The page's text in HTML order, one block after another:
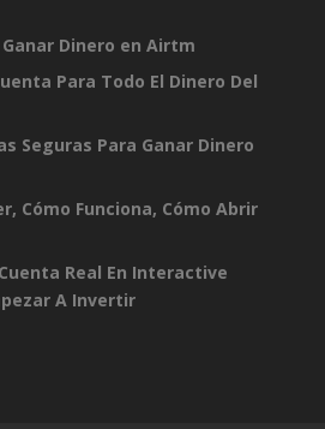
Dinero en Airtm
Para Todo El Dinero Del
Seguras Para Ganar Dinero
Cómo Funciona, Cómo Abrir
Real En Interactive
A Invertir